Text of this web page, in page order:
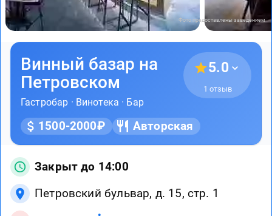
Фото предоставлены заведением
Винный базар на
Петровском
Гастробар · Винотека · Бар
5.0
1 отзыв
1500-2000₽ Авторская
Закрыт до 14:00
Петровский бульвар, д. 15, стр. 1